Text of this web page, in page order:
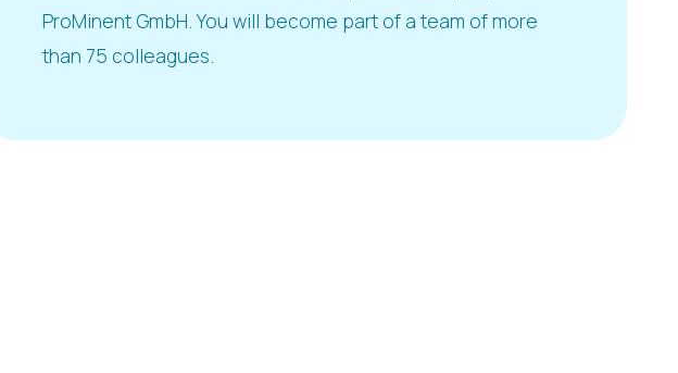
ProMinent GmbH. You will become part of a team of more
than 75 colleagues.